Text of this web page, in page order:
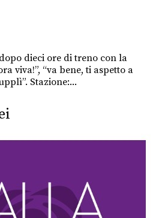
dieci ore di treno con la
viva!”, “va bene, ti aspetto a
Stazione:...